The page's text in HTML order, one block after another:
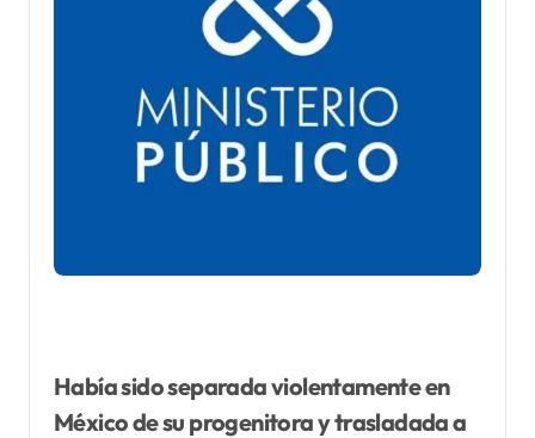
Había sido separada violentamente en
México de su progenitora y trasladada a